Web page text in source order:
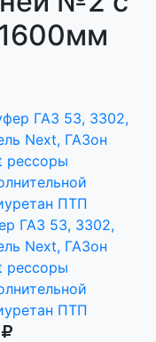
ГАЗ 53, 3302,
Next, ГАЗон
рессоры
ПТП